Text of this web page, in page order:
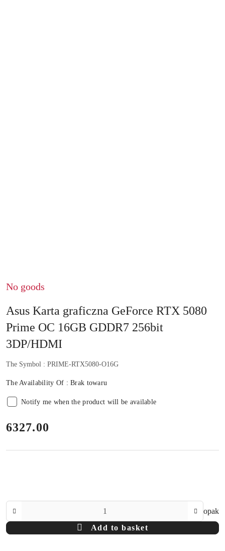
No goods
Asus Karta graficzna GeForce RTX 5080
Prime OC 16GB GDDR7 256bit
3DP/HDMI
The Symbol : PRIME-RTX5080-O16G
The Availability Of :Brak towaru
Notify me when the product will be available
price:
6327.00
opak
Add to basket